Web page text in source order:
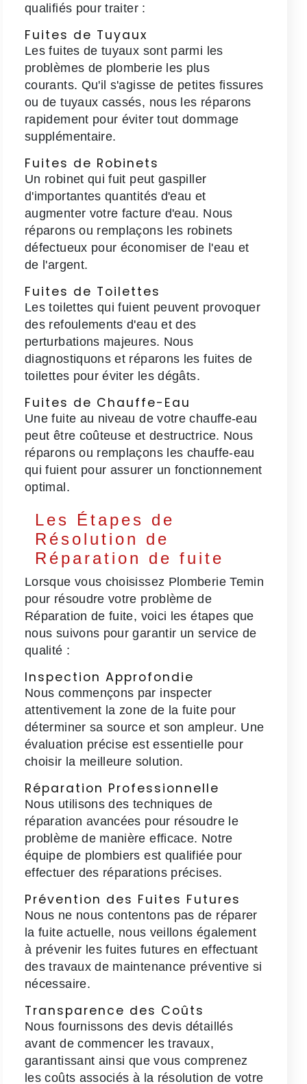
qualifiés pour traiter :
Fuites de Tuyaux
Les fuites de tuyaux sont parmi les
problèmes de plomberie les plus
courants. Qu'il s'agisse de petites fissures
ou de tuyaux cassés, nous les réparons
rapidement pour éviter tout dommage
supplémentaire.
Fuites de Robinets
Un robinet qui fuit peut gaspiller
d'importantes quantités d'eau et
augmenter votre facture d'eau. Nous
réparons ou remplaçons les robinets
défectueux pour économiser de l'eau et
de l'argent.
Fuites de Toilettes
Les toilettes qui fuient peuvent provoquer
des refoulements d'eau et des
perturbations majeures. Nous
diagnostiquons et réparons les fuites de
toilettes pour éviter les dégâts.
Fuites de Chauffe-Eau
Une fuite au niveau de votre chauffe-eau
peut être coûteuse et destructrice. Nous
réparons ou remplaçons les chauffe-eau
qui fuient pour assurer un fonctionnement
optimal.
Les Étapes de
Résolution de
Réparation de fuite
Lorsque vous choisissez Plomberie Temin
pour résoudre votre problème de
Réparation de fuite, voici les étapes que
nous suivons pour garantir un service de
qualité :
Inspection Approfondie
Nous commençons par inspecter
attentivement la zone de la fuite pour
déterminer sa source et son ampleur. Une
évaluation précise est essentielle pour
choisir la meilleure solution.
Réparation Professionnelle
Nous utilisons des techniques de
réparation avancées pour résoudre le
problème de manière efficace. Notre
équipe de plombiers est qualifiée pour
effectuer des réparations précises.
Prévention des Fuites Futures
Nous ne nous contentons pas de réparer
la fuite actuelle, nous veillons également
à prévenir les fuites futures en effectuant
des travaux de maintenance préventive si
nécessaire.
Transparence des Coûts
Nous fournissons des devis détaillés
avant de commencer les travaux,
garantissant ainsi que vous comprenez
les coûts associés à la résolution de votre